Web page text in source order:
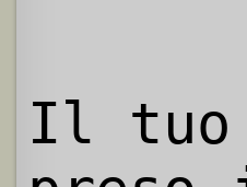
Il tuo